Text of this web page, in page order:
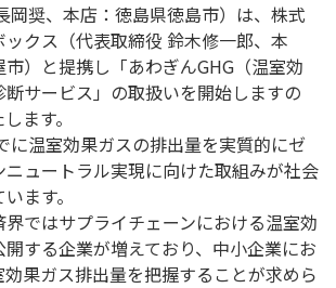
岡奨、本店：徳島県徳島市）は、株式
クス（代表取締役 鈴木修一郎、本
）と提携し「あわぎんGHG（温室効
サービス」の取扱いを開始しますの
ます。
に温室効果ガスの排出量を実質的にゼ
ニュートラル実現に向けた取組みが社会
ます。
界ではサプライチェーンにおける温室効
する企業が増えており、中小企業にお
果ガス排出量を把握することが求めら